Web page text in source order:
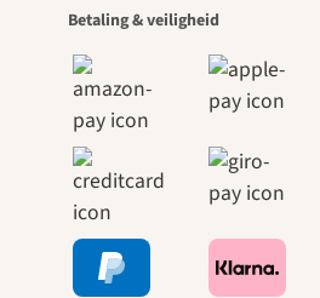
paden
door de
tuin.
Betaling & veiligheid